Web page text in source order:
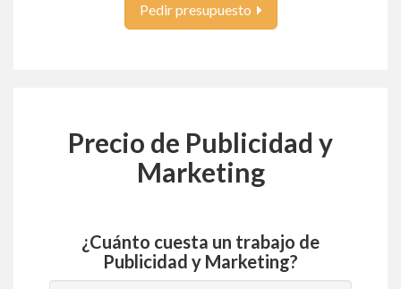
Pedir presupuesto
Precio de Publicidad y
Marketing
¿Cuánto cuesta un trabajo de
Publicidad y Marketing?